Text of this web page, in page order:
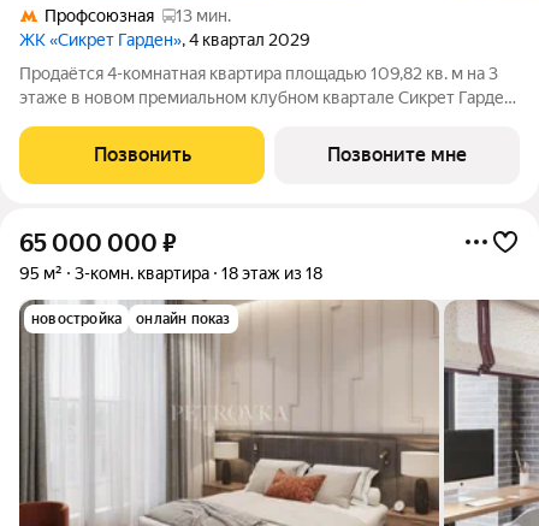
Профсоюзная
13 мин.
ЖК «Сикрет Гарден», 4 квартал 2029
Продаётся 4-комнатная квартира площадью 109,82 кв. м на 3
этаже в новом премиальном клубном квартале Сикрет Гарден.
класса, расположенный на Юго-Западе столицы, в
историческом Обручевском районе.
Позвонить Позвоните мне
65 000 000 ₽
95 м² 3-комн. квартира 18 этаж из 18
новостройка онлайн показ